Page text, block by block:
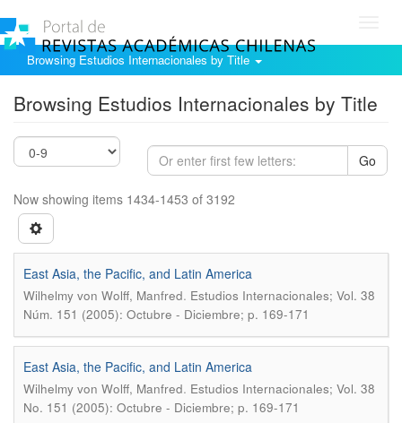
Browsing Estudios Internacionales by Title
Browsing Estudios Internacionales by Title
Go
Now showing items 1434-1453 of 3192
East Asia, the Pacific, and Latin America
Wilhelmy von Wolff, Manfred. Estudios Internacionales; Vol. 38
Núm. 151 (2005): Octubre - Diciembre; p. 169-171
East Asia, the Pacific, and Latin America
Wilhelmy von Wolff, Manfred. Estudios Internacionales; Vol. 38
No. 151 (2005): Octubre - Diciembre; p. 169-171